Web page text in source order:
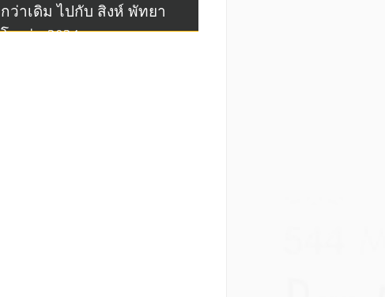
กว่าเดิม ไปกับ สิงห์ พัทยา
โอเพ่น 2024